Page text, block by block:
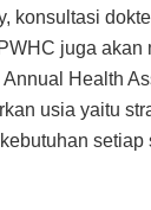
konsultasi
juga
Health
usia yaitu